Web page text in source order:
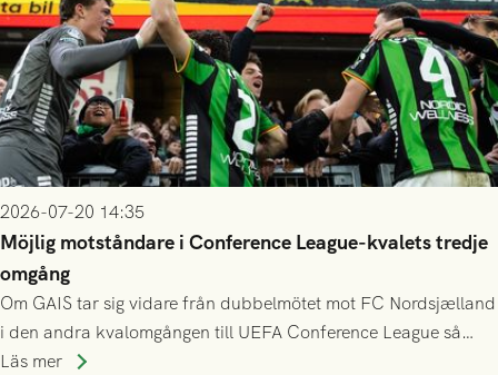
2026-07-20 14:35
Möjlig motståndare i Conference League-kvalets tredje
omgång
Om GAIS tar sig vidare från dubbelmötet mot FC Nordsjælland
i den andra kvalomgången till UEFA Conference League så
spelas den tredje kvalomgången kort därpå. Motståndare blir
Läs mer